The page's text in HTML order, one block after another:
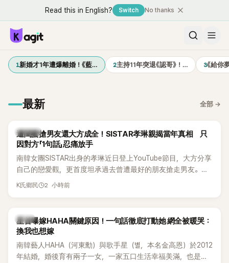
Read this in English? Switch No thanks
1新婚才1年遭爆離婚！《藍… 2主持11年突退《認哥》！… 3《給你
最新 全部 →
K-POP
遭閨蜜搶男友還大方成全！SISTAR孝琳親揭當年真相 只
因對方「1句話」忍痛放手
南韓女團SISTAR出身的孝琳近日登上YouTube節目，大方分享
自己的戀愛觀，更首度坦承過去曾遭最好的朋友搶走男友。她
表示，當時選擇瀟灑放手，但如果同樣的事情現在再發生，「我
K氏鄉民 2 小時前
韓星
星首曝嫁HAHA關鍵原因！一句話徹底打動她 網全被暖哭：
換我也想嫁
南韓藝人HAHA（河東勳）與歌手星（별，本名金高恩）於2012
年結婚，婚後育有兩子一女，一家五口生活幸福美滿，也是韓